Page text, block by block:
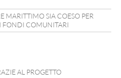
MARITTIMO SIA COESO PER
FONDI COMUNITARI
AL PROGETTO